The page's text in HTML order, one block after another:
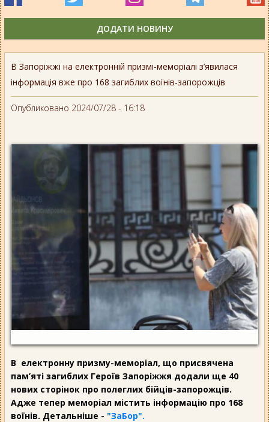
В Запоріжжі на електронній призмі-меморіалі з’явилася
інформація вже про 168 загиблих воїнів-запорожців
Опубликовано 2024/07/28 - 16:18
В електронну призму-меморіал, що присвячена
пам’яті загиблих Героїв Запоріжжя додали ще 40
нових сторінок про полеглих бійців-запорожців.
Адже тепер меморіал містить інформацію про 168
воїнів. Детальніше - "ЗаБор".
ДОДАТИ НОВИНУ